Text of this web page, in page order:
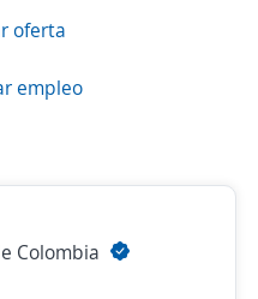
oferta
empleo
Colombia